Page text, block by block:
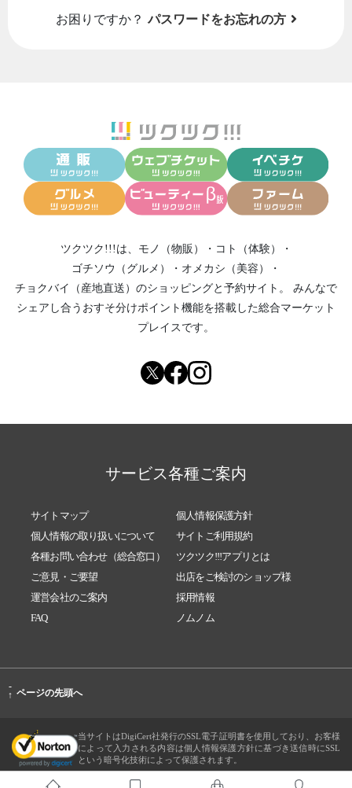
お困りですか？ パスワードをお忘れの方
ツクツク!!!は、 モノ（物販） ・ コト（体験）
・
ゴチソウ（グルメ）
・ オメカシ（美容）
・
チョクバイ（産地直送） のショッピングと予約サイト。
みんなで
シェアし合う おすそ分けポイント機能を搭載した総合マーケット
プレイスです。
サービス各種ご案内
サイトマップ
個人情報保護方針
個人情報の取り扱いについて
サイトご利用規約
各種お問い合わせ（総合窓口）
ツクツク!!!アプリとは
ご意見・ご要望
出店をご検討のショップ様
運営会社のご案内
採用情報
FAQ
ノムノム
-
↑ ページの先頭へ
当サイトはDigiCert社発行のSSL電子証明書を使用しており、お客様
によって入力される内容は個人情報保護方針に基づき送信時にSSL
という暗号化技術によって保護されます。